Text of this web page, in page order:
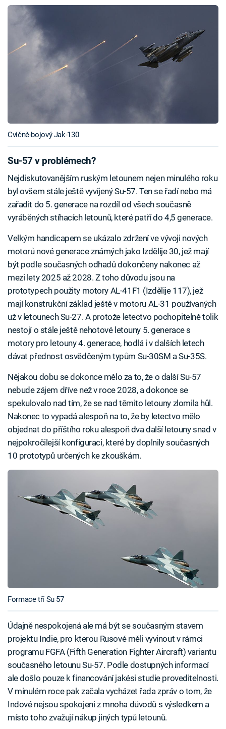
Cvičně-bojový Jak-130
Su-57 v problémech?
Nejdiskutovanějším ruským letounem nejen minulého roku
byl ovšem stále ještě vyvíjený Su-57. Ten se řadí nebo má
zařadit do 5. generace na rozdíl od všech současně
vyráběných stíhacích letounů, které patří do 4,5 generace.
Velkým handicapem se ukázalo zdržení ve vývoji nových
motorů nové generace známých jako Izdělije 30, jež mají
být podle současných odhadů dokončeny nakonec až
mezi lety 2025 až 2028. Z toho důvodu jsou na
prototypech použity motory AL-41F1 (Izdělije 117), jež
mají konstrukční základ ještě v motoru AL-31 používaných
už v letounech Su-27. A protože letectvo pochopitelně tolik
nestojí o stále ještě nehotové letouny 5. generace s
motory pro letouny 4. generace, hodlá i v dalších letech
dávat přednost osvědčeným typům Su-30SM a Su-35S.
Nějakou dobu se dokonce mělo za to, že o další Su-57
nebude zájem dříve než v roce 2028, a dokonce se
spekulovalo nad tím, že se nad těmito letouny zlomila hůl.
Nakonec to vypadá alespoň na to, že by letectvo mělo
objednat do příštího roku alespoň dva další letouny snad v
nejpokročilejší konfiguraci, které by doplnily současných
10 prototypů určených ke zkouškám.
Formace tří Su 57
Údajně nespokojená ale má být se současným stavem
projektu Indie, pro kterou Rusové měli vyvinout v rámci
programu FGFA (Fifth Generation Fighter Aircraft) variantu
současného letounu Su-57. Podle dostupných informací
ale došlo pouze k financování jakési studie proveditelnosti.
V minulém roce pak začala vycházet řada zpráv o tom, že
Indové nejsou spokojeni z mnoha důvodů s výsledkem a
místo toho zvažují nákup jiných typů letounů.